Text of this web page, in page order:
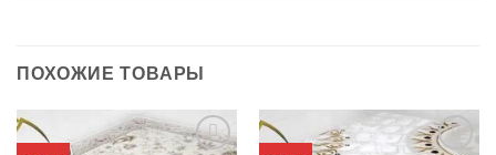
ПОХОЖИЕ ТОВАРЫ